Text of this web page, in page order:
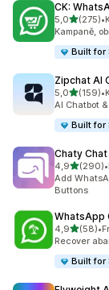
CK:
5,0z 5 hvězd
(275)
Celkový •
Kampaně,
Built for
Zipchat AI
5,0z 5 hvězd
(159)
Celkový •
AI Chatbot
Built for
Chaty
4,9z 5 hvězd
(290)
Celkový •
Add
Buttons
WhatsApp
4,9z 5 hvězd
(58)
Celkový •
Recover
Built for